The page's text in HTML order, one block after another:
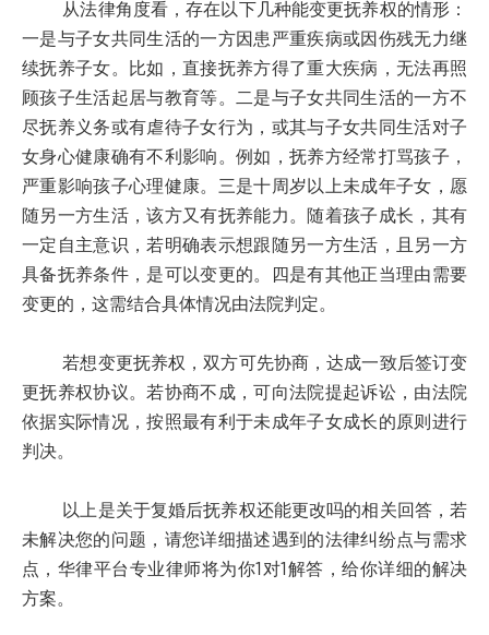
从法律角度看，存在以下几种能变更抚养权的情形：
一是与子女共同生活的一方因患严重疾病或因伤残无力继
续抚养子女。比如，直接抚养方得了重大疾病，无法再照
顾孩子生活起居与教育等。二是与子女共同生活的一方不
尽抚养义务或有虐待子女行为，或其与子女共同生活对子
女身心健康确有不利影响。例如，抚养方经常打骂孩子，
严重影响孩子心理健康。三是十周岁以上未成年子女，愿
随另一方生活，该方又有抚养能力。随着孩子成长，其有
一定自主意识，若明确表示想跟随另一方生活，且另一方
具备抚养条件，是可以变更的。四是有其他正当理由需要
变更的，这需结合具体情况由法院判定。
若想变更抚养权，双方可先协商，达成一致后签订变
更抚养权协议。若协商不成，可向法院提起诉讼，由法院
依据实际情况，按照最有利于未成年子女成长的原则进行
判决。
以上是关于复婚后抚养权还能更改吗的相关回答，若
未解决您的问题，请您详细描述遇到的法律纠纷点与需求
点，华律平台专业律师将为你1对1解答，给你详细的解决
方案。